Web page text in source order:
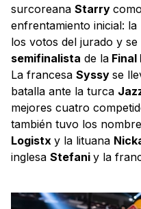
surcoreana Starry
enfrentamiento inicial:
los votos del jurado y
semifinalista de la Final
La francesa Syssy se
batalla ante la turca
mejores cuatro
también tuvo los
Logistx y la lituana
inglesa Stefani y la